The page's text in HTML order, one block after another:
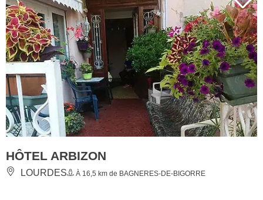
HÔTEL ARBIZON
LOURDES À 16,5 km de BAGNERES-DE-BIGORRE